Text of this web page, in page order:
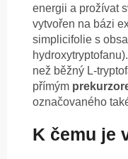
energii a prožívat
vytvořen na bázi
simplicifolie s
než běžný L-
přímým
označovaného
K čemu je